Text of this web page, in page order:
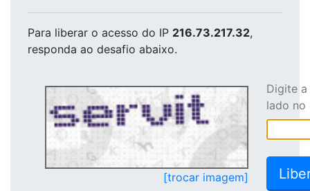
Para liberar o acesso do IP 216.73.217.32,
responda ao desafio abaixo.
[trocar imagem]
Digite
lado no